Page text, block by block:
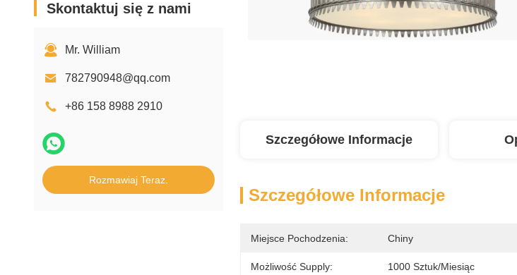
Skontaktuj się z nami
Mr. William
782790948@qq.com
+86 158 8988 2910
Rozmawiaj Teraz.
Szczegółowe Informacje
Szczegółowe Informacje
Miejsce Pochodzenia: Chiny
Możliwość Supply: 1000 Sztuk/miesiąc